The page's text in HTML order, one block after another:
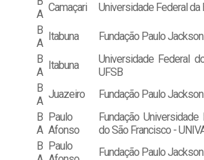
A
Camaçari
Universidade Federal da
B
A
Itabuna
Fundação Paulo Jackson
B
A
Itabuna
Universidade Federal
UFSB
B
A
Juazeiro
Fundação Paulo Jackson
B
A
Paulo
Afonso
Fundação
do São Francisco -
B Paulo
Fundação Paulo Jackson